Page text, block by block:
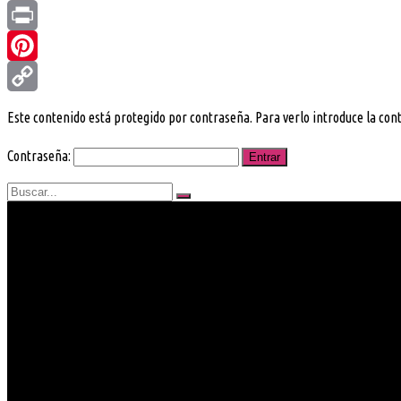
Gmail
Print
Pinterest
Este contenido está protegido por contraseña. Para verlo introduce la
Contraseña: